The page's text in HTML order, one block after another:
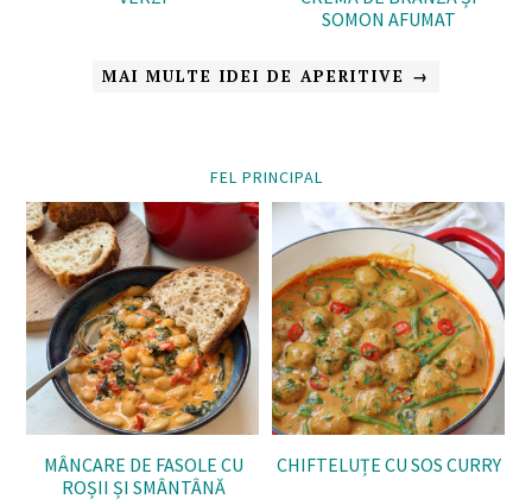
SOMON AFUMAT
MAI MULTE IDEI DE APERITIVE →
FEL PRINCIPAL
MÂNCARE DE FASOLE CU
ROȘII ȘI SMÂNTÂNĂ
CHIFTELUȚE CU SOS CURRY